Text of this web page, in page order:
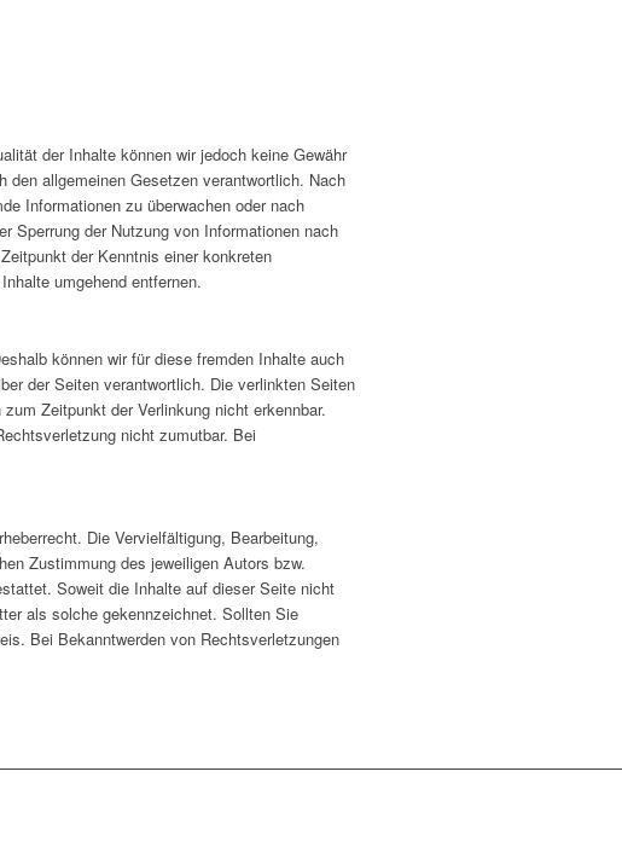
der Inhalte können wir jedoch keine Gewähr
allgemeinen Gesetzen verantwortlich. Nach
Informationen zu überwachen oder nach
Sperrung der Nutzung von Informationen nach
der Kenntnis einer konkreten
umgehend entfernen.
können wir für diese fremden Inhalte auch
der Seiten verantwortlich. Die verlinkten Seiten
Zeitpunkt der Verlinkung nicht erkennbar.
nicht zumutbar. Bei
Die Vervielfältigung, Bearbeitung,
Zustimmung des jeweiligen Autors bzw.
Soweit die Inhalte auf dieser Seite nicht
als solche gekennzeichnet. Sollten Sie
Bei Bekanntwerden von Rechtsverletzungen